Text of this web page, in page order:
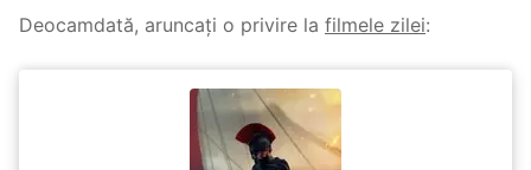
Deocamdată, aruncați o privire la filmele zilei: